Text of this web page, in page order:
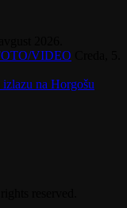
VIDEO
na Horgošu